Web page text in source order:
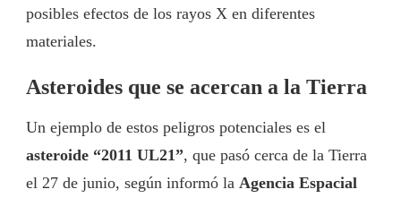
posibles efectos de los rayos X en diferentes
materiales.
Asteroides que se acercan a la Tierra
Un ejemplo de estos peligros potenciales es el
asteroide “2011 UL21”, que pasó cerca de la Tierra
el 27 de junio, según informó la Agencia Espacial